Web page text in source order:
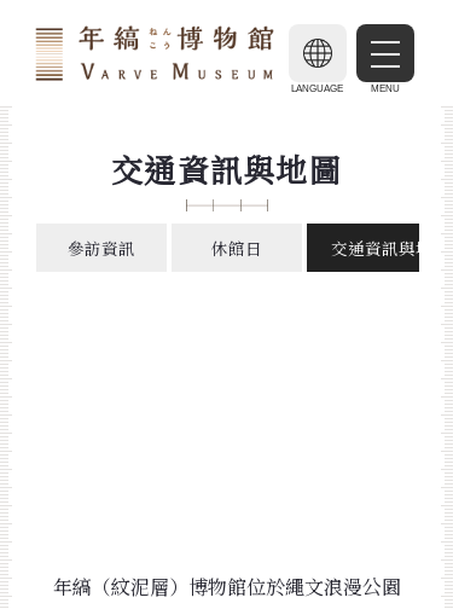
LANGUAGE MENU
交通資訊與地圖
參訪資訊 休館日 交通資訊與地圖
年縞（紋泥層）博物館位於繩文浪漫公園